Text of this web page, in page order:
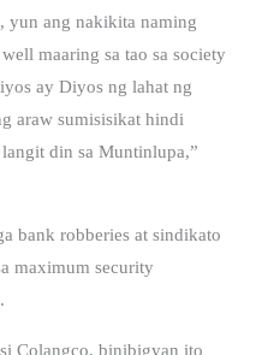
yun ang nakikita naming
maaring sa tao sa society
ay Diyos ng lahat ng
araw sumisisikat hindi
din sa Muntinlupa,”
bank robberies at sindikato
maximum security
Colangco, binibigyan ito